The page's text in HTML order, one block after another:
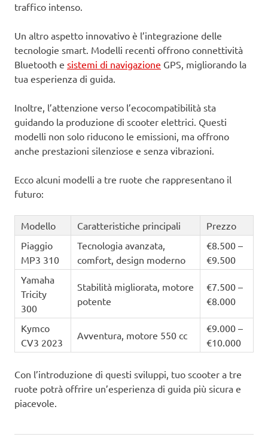
traffico intenso.
Un altro aspetto innovativo è l’integrazione delle
tecnologie smart. Modelli recenti offrono connettività
Bluetooth e sistemi di navigazione GPS, migliorando la
tua esperienza di guida.
Inoltre, l’attenzione verso l’ecocompatibilità sta
guidando la produzione di scooter elettrici. Questi
modelli non solo riducono le emissioni, ma offrono
anche prestazioni silenziose e senza vibrazioni.
Ecco alcuni modelli a tre ruote che rappresentano il
futuro:
Modello Caratteristiche principali
Prezzo
Piaggio
MP3 310
Tecnologia avanzata,
comfort, design moderno
€8.500 –
€9.500
Yamaha
Tricity
300
Stabilità migliorata, motore
potente
€7.500 –
€8.000
Kymco
CV3 2023
Avventura, motore 550 cc
€9.000 –
€10.000
Con l’introduzione di questi sviluppi, tuo scooter a tre
ruote potrà offrire un’esperienza di guida più sicura e
piacevole.